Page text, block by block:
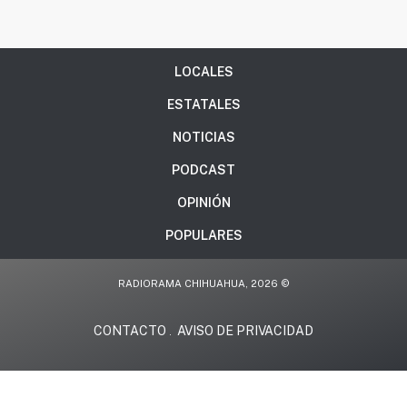
LOCALES
ESTATALES
NOTICIAS
PODCAST
OPINIÓN
POPULARES
RADIORAMA CHIHUAHUA, 2026 ©
CONTACTO AVISO DE PRIVACIDAD